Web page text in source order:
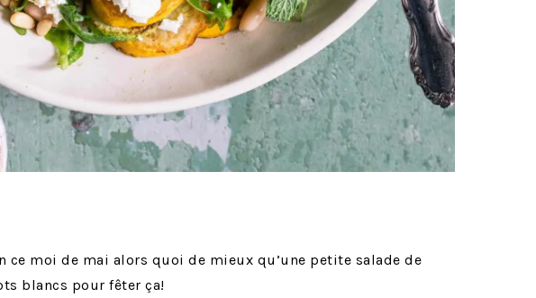
ce moi de mai alors quoi de mieux qu’une petite salade de
blancs pour fêter ça!